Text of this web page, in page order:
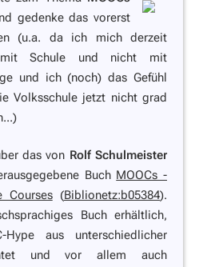
gedenke das vorerst
(u.a. da ich mich derzeit
mit Schule und nicht mit
und ich (noch) das Gefühl
Volksschule jetzt nicht grad
das von Rolf Schulmeister
Buch MOOCs -
Courses(Biblionetz:b05384).
Buch erhältlich,
Hype aus unterschiedlicher
und vor allem auch